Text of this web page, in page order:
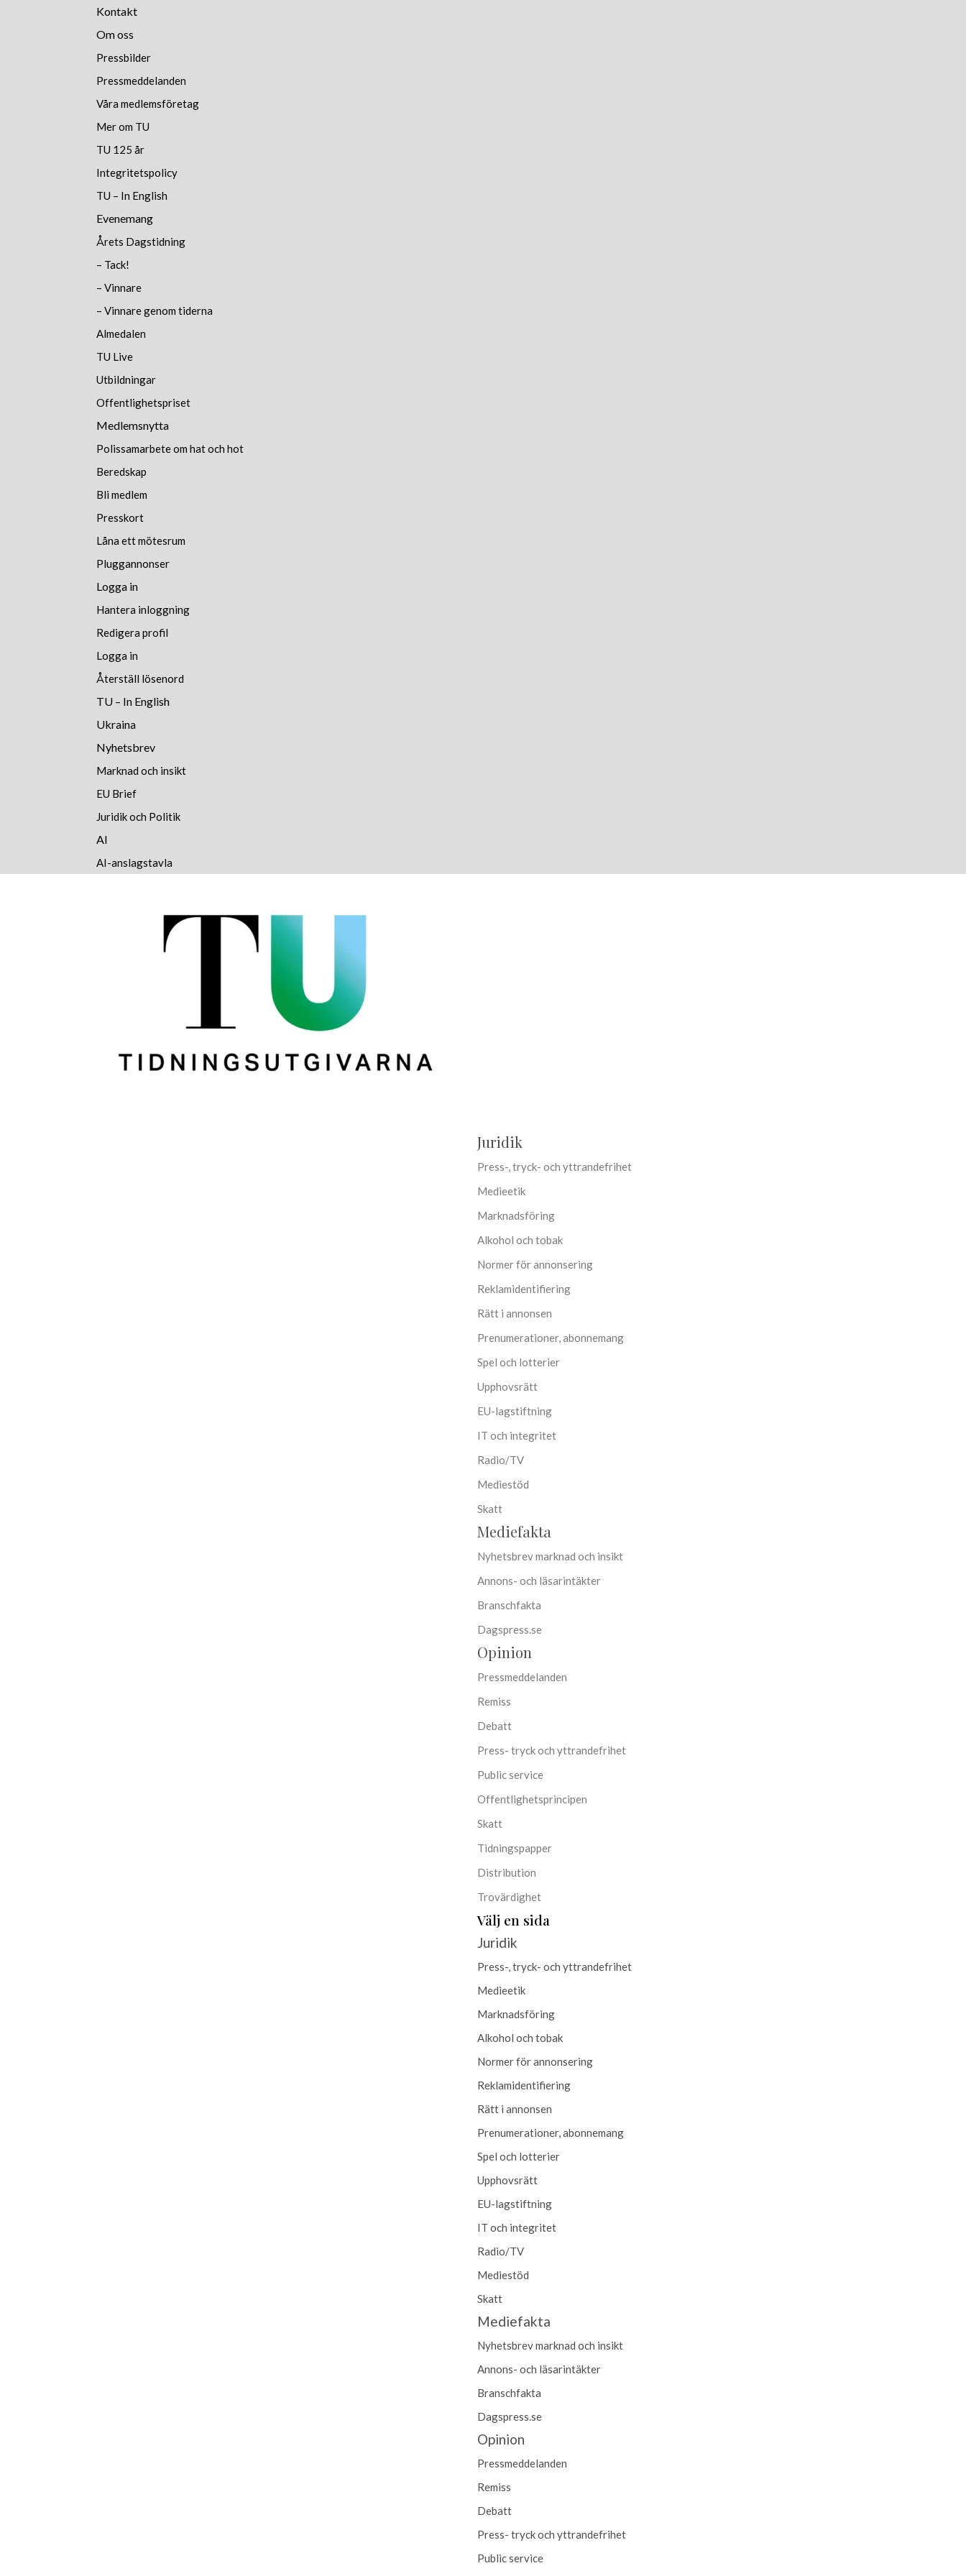
Kontakt
Om oss
Pressbilder
Pressmeddelanden
Våra medlemsföretag
Mer om TU
TU 125 år
Integritetspolicy
TU – In English
Evenemang
Årets Dagstidning
– Tack!
– Vinnare
– Vinnare genom tiderna
Almedalen
TU Live
Utbildningar
Offentlighetspriset
Medlemsnytta
Polissamarbete om hat och hot
Beredskap
Bli medlem
Presskort
Låna ett mötesrum
Pluggannonser
Logga in
Hantera inloggning
Redigera profil
Logga in
Återställ lösenord
TU – In English
Ukraina
Nyhetsbrev
Marknad och insikt
EU Brief
Juridik och Politik
AI
AI-anslagstavla
Juridik
Press-, tryck- och yttrandefrihet
Medieetik
Marknadsföring
Alkohol och tobak
Normer för annonsering
Reklamidentifiering
Rätt i annonsen
Prenumerationer, abonnemang
Spel och lotterier
Upphovsrätt
EU-lagstiftning
IT och integritet
Radio/TV
Mediestöd
Skatt
Mediefakta
Nyhetsbrev marknad och insikt
Annons- och läsarintäkter
Branschfakta
Dagspress.se
Opinion
Pressmeddelanden
Remiss
Debatt
Press- tryck och yttrandefrihet
Public service
Offentlighetsprincipen
Skatt
Tidningspapper
Distribution
Trovärdighet
Välj en sida
Juridik
Press-, tryck- och yttrandefrihet
Medieetik
Marknadsföring
Alkohol och tobak
Normer för annonsering
Reklamidentifiering
Rätt i annonsen
Prenumerationer, abonnemang
Spel och lotterier
Upphovsrätt
EU-lagstiftning
IT och integritet
Radio/TV
Mediestöd
Skatt
Mediefakta
Nyhetsbrev marknad och insikt
Annons- och läsarintäkter
Branschfakta
Dagspress.se
Opinion
Pressmeddelanden
Remiss
Debatt
Press- tryck och yttrandefrihet
Public service